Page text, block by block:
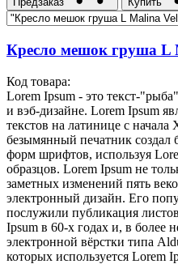
Кресло мешок груша L
Код товара:
Lorem Ipsum - это текст-
и вэб-дизайне. Lorem Ipsum
текстов на латинице с
безымянный печатник
форм шрифтов, используя
образцов. Lorem Ipsum не
заметных изменений пять
электронный дизайн. Его
послужили публикация
Ipsum в 60-х годах и, в более
электронной вёрстки типа
которых используется Lorem